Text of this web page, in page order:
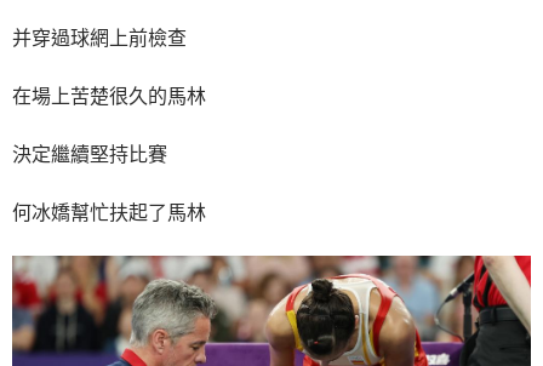
并穿過球網上前檢查
在場上苦楚很久的馬林
決定繼續堅持比賽
何冰嬌幫忙扶起了馬林